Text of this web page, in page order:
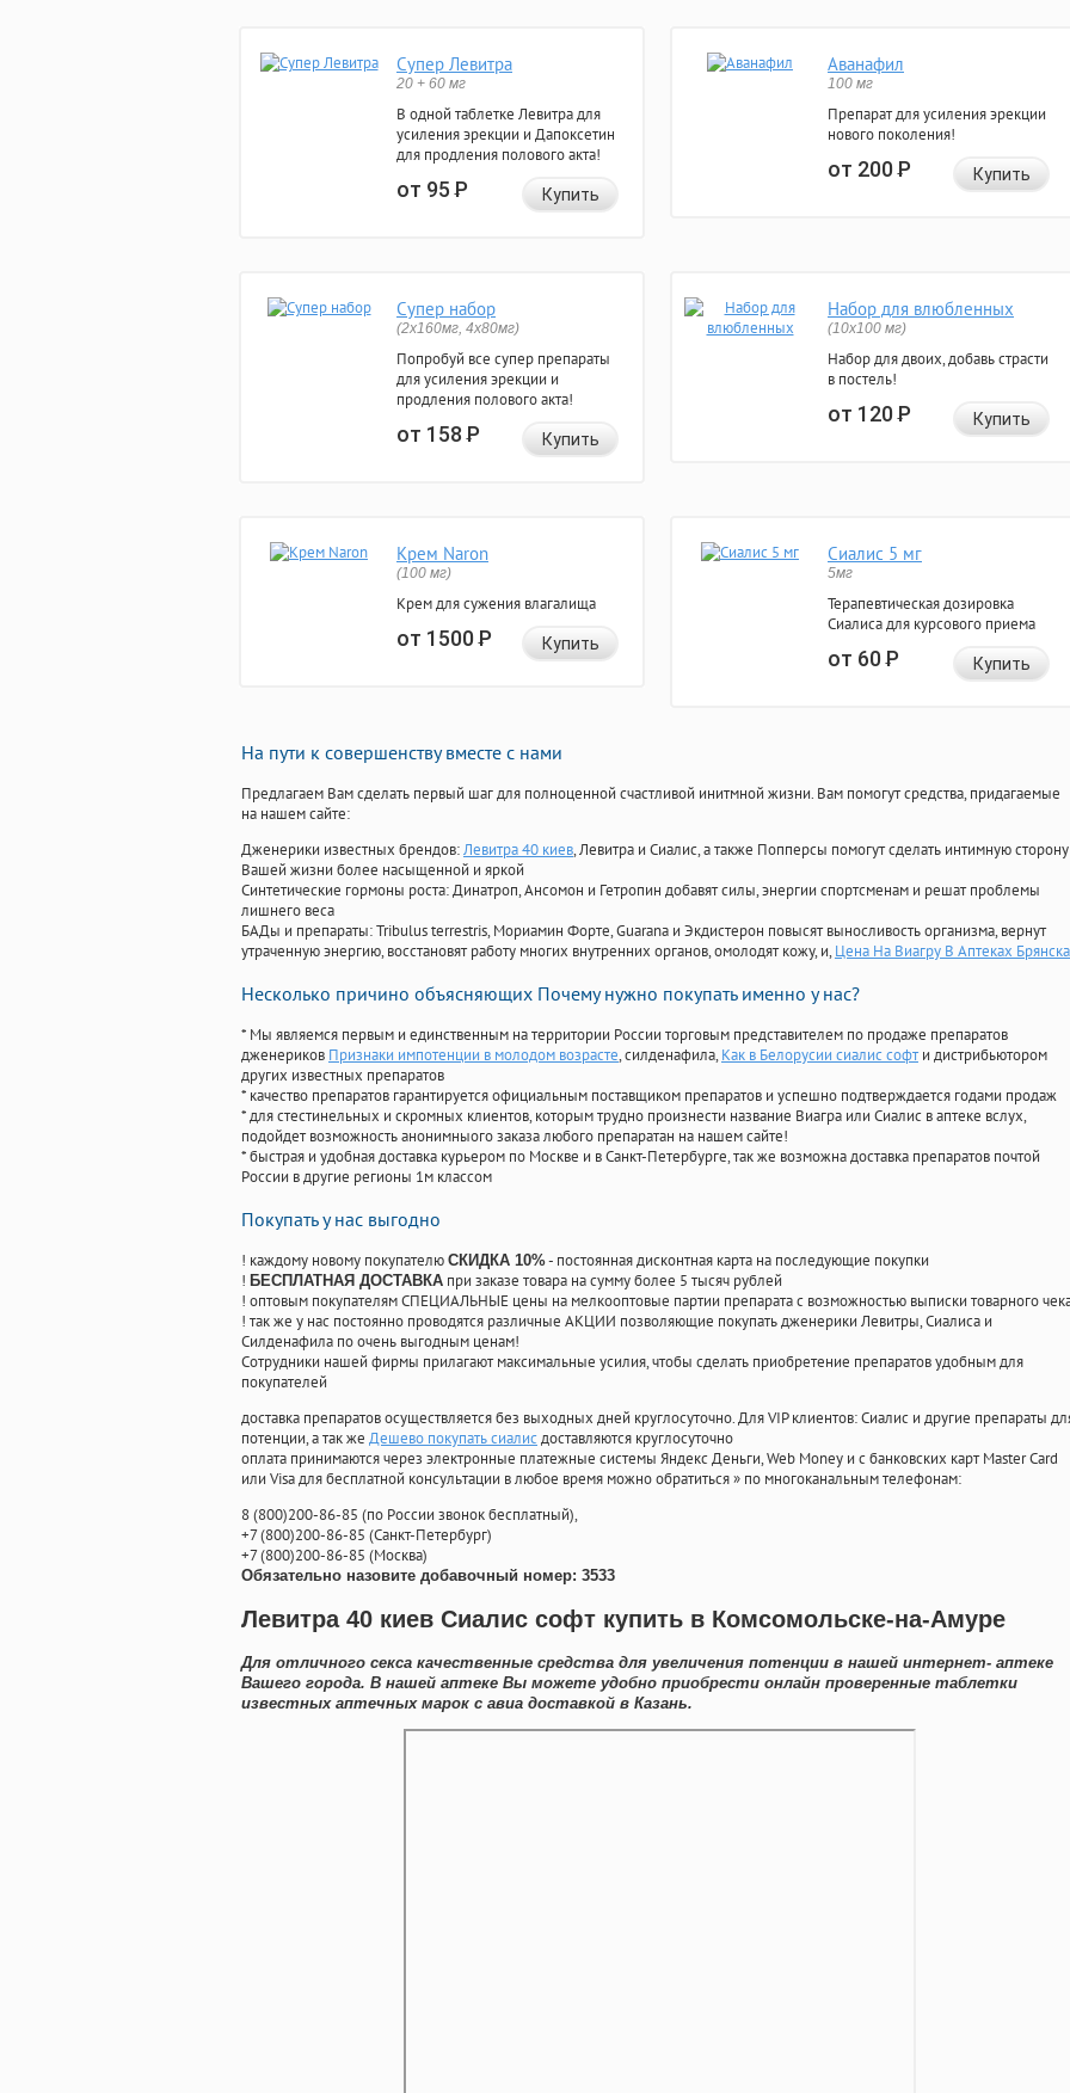
Супер Левитра
20 + 60 мг
В одной таблетке Левитра для
усиления эрекции и Дапоксетин
для продления полового акта!
от 95Р Купить
Аванафил
100 мг
Препарат для усиления эрекции
нового поколения!
от 200Р Купить
Супер набор
(2х160мг, 4х80мг)
Попробуй все супер препараты
для усиления эрекции и
продления полового акта!
от 158Р Купить
Набор для влюбленных
(10х100 мг)
Набор для двоих, добавь страсти
в постель!
от 120Р Купить
Крем Naron
(100 мг)
Крем для сужения влагалища
от 1500Р Купить
Сиалис 5 мг
5мг
Терапевтическая дозировка
Сиалиса для курсового приема
от 60Р Купить
На пути к совершенству вместе с нами
Предлагаем Вам сделать первый шаг для полноценной счастливой инитмной жизни. Вам помогут средства, придагаемые
на нашем сайте:
Дженерики известных брендов:Левитра 40 киев, Левитра и Сиалис, а также Попперсы помогут сделать интимную сторону
Вашей жизни более насыщенной и яркой
Синтетические гормоны роста: Динатроп, Ансомон и Гетропин добавят силы, энергии спортсменам и решат проблемы
лишнего веса
БАДы и препараты:Tribulus terrestris, Мориамин Форте, Guarana и Экдистерон повысят выносливость организма, вернут
утраченную энергию, восстановят работу многих внутренних органов, омолодят кожу, и, Цена На Виагру В Аптеках Брянска
Несколько причино объясняющих Почему нужно покупать именно у нас?
* Мы являемся первым и единственным на территории России торговым представителем по продаже препаратов
дженериков Признаки импотенции в молодом возрасте, силденафила, Как в Белорусии сиалис софти дистрибьютором
других известных препаратов
* качество препаратов гарантируется официальным поставщиком препаратов и успешно подтверждается годами продаж
* для стестинельных и скромных клиентов, которым трудно произнести название Виагра или Сиалис в аптеке вслух,
подойдет возможность анонимныого заказа любого препаратан на нашем сайте!
* быстрая и удобная доставка курьером по Москве и в Санкт-Петербурге, так же возможна доставка препаратов почтой
России в другие регионы 1м классом
Покупать у нас выгодно
! каждому новому покупателю СКИДКА 10%- постоянная дисконтная карта на последующие покупки
! БЕСПЛАТНАЯ ДОСТАВКА при заказе товара на сумму более 5 тысяч рублей
! оптовым покупателям СПЕЦИАЛЬНЫЕ цены на мелкооптовые партии препарата с возможностью выписки товарного
! так же у нас постоянно проводятся различные АКЦИИ позволяющие покупать дженерики Левитры, Сиалиса и
Силденафила по очень выгодным ценам!
Cотрудники нашей фирмы прилагают максимальные усилия, чтобы сделать приобретение препаратов удобным для
покупателей
доставка препаратов осуществляется без выходных дней круглосуточно. Для VIP клиентов: Сиалис и другие препараты
потенции, а так же Дешево покупать сиалисдоставляются круглосуточно
оплата принимаются через электронные платежные системы Яндекс Деньги, Web Money и с банковских карт Master Card
или Visa для бесплатной консультации в любое время можно обратиться» по многоканальным телефонам:
8(800)200-86-85 (по России звонок бесплатный),
+7(800)200-86-85 (Санкт-Петербург)
+7(800)200-86-85 (Москва)
Обязательно назовите добавочный номер: 3533
Левитра 40 киев Сиалис софт купить в Комсомольске-на-Амуре
Для отличного секса качественные средства для увеличения потенции в нашей интернет- аптеке
Вашего города. В нашей аптеке Вы можете удобно приобрести онлайн проверенные таблетки
известных аптечных марок с авиа доставкой в Казань.